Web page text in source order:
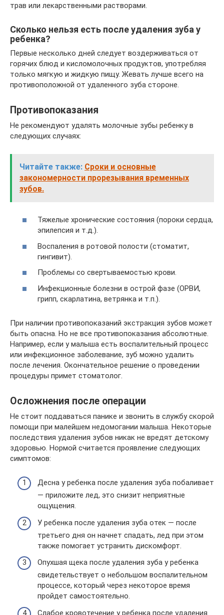
трав или лекарственными растворами.
Сколько нельзя есть после удаления зуба у
ребенка?
Первые несколько дней следует воздерживаться от
горячих блюд и кисломолочных продуктов, употребляя
только мягкую и жидкую пищу. Жевать лучше всего на
противоположной от удаленного зуба стороне.
Противопоказания
Не рекомендуют удалять молочные зубы ребенку в
следующих случаях:
Читайте также: Сроки и основные
закономерности прорезывания временных
зубов.
Тяжелые хронические состояния (пороки сердца,
эпилепсия и т.д.).
Воспаления в ротовой полости (стоматит,
гингивит).
Проблемы со свертываемостью крови.
Инфекционные болезни в острой фазе (ОРВИ,
грипп, скарлатина, ветрянка и т.п.).
При наличии противопоказаний экстракция зубов может
быть опасна. Но не все противопоказания абсолютные.
Например, если у малыша есть воспалительный процесс
или инфекционное заболевание, зуб можно удалить
после лечения. Окончательное решение о проведении
процедуры примет стоматолог.
Осложнения после операции
Не стоит поддаваться панике и звонить в службу скорой
помощи при малейшем недомогании малыша. Некоторые
последствия удаления зубов никак не вредят детскому
здоровью. Нормой считается проявление следующих
симптомов:
Десна у ребенка после удаления зуба побаливает
— приложите лед, это снизит неприятные
ощущения.
У ребенка после удаления зуба отек — после
третьего дня он начнет спадать, лед при этом
также помогает устранить дискомфорт.
Опухшая щека после удаления зуба у ребенка
свидетельствует о небольшом воспалительном
процессе, который через некоторое время
пройдет самостоятельно.
Слабое кровотечение у ребенка после удаления